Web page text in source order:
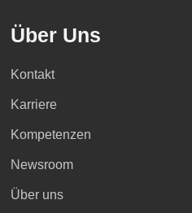
Über Uns
Kontakt
Karriere
Kompetenzen
Newsroom
Über uns